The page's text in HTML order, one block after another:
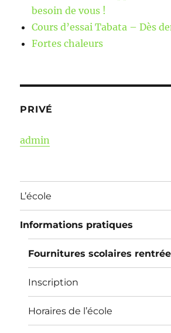
besoin de vous !
Cours d’essai Tabata – Dès
Fortes chaleurs
PRIVÉ
admin
L’école
Informations pratiques
Fournitures scolaires
Inscription
Horaires de l’école